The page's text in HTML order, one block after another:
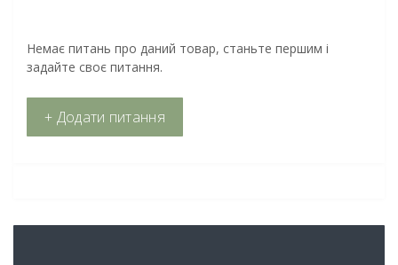
Немає питань про даний товар, станьте першим і
задайте своє питання.
+ Додати питання